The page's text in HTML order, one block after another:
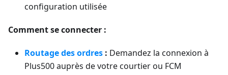
configuration utilisée
Comment se connecter :
Routage des ordres : Demandez la connexion à
Plus500 auprès de votre courtier ou FCM